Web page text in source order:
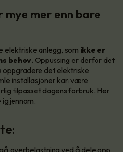
mer enn bare
elektriske anlegg, som ikke er
behov. Oppussing er derfor det
det elektriske
installasjoner kan være
tilpasset dagens forbruk. Her
igjennom.
overbelastning ved å dele opp